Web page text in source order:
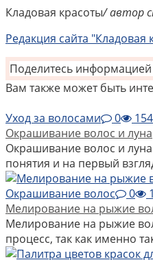
Кладовая красоты/ автор
Редакция сайта "Кладовая
Поделитесь информацией
Вам также может быть
Уход за волосами
0
154
Окрашивание волос и луна
Окрашивание волос и
понятия и на первый
Окрашивание волос
0
Мелирование на рыжие
Мелирование на рыжие
процесс, так как именно